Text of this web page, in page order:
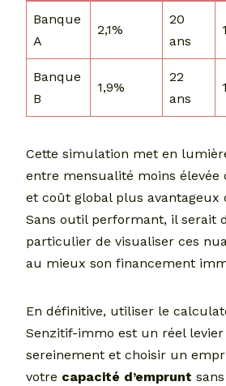
Banque
A
2,1%
20
ans
Banque
B
1,9%
22
ans
Cette simulation met en
entre mensualité moins élevée
et coût global plus avantageux
Sans outil performant, il serait
particulier de visualiser ces
au mieux son financement
En définitive, utiliser le
Senzitif-immo est un réel
sereinement et choisir un
votre capacité d’emprunt